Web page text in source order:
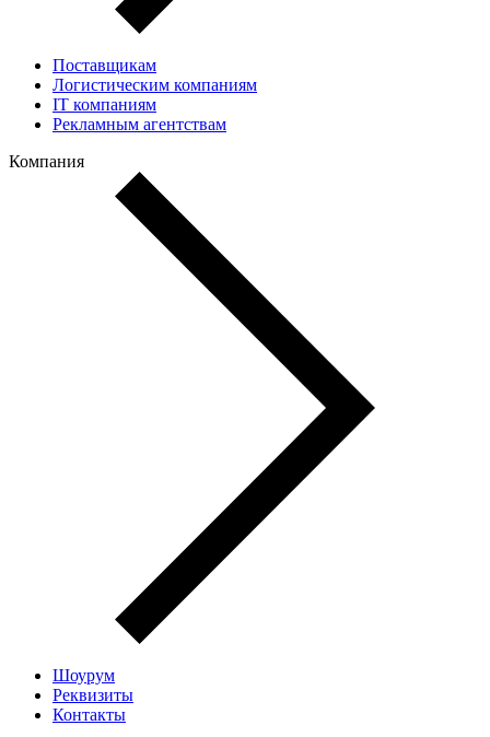
Поставщикам
Логистическим компаниям
IT компаниям
Рекламным агентствам
Компания
Шоурум
Реквизиты
Контакты